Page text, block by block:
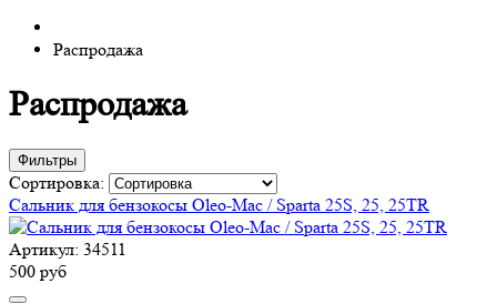
Распродажа
Распродажа
Фильтры
Сортировка:
Сальник для бензокосы Oleo-Mac / Sparta 25S, 25, 25TR
Артикул: 34511
500 руб